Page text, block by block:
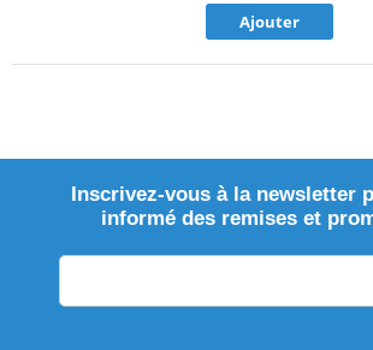
Ajouter
Inscrivez-vous à la newsletter
informé des remises et